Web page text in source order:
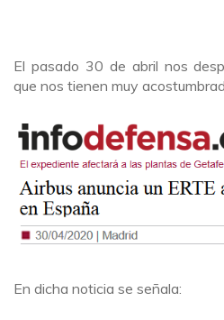
El pasado 30 de abril nos
que nos tienen muy
En dicha noticia se señala: